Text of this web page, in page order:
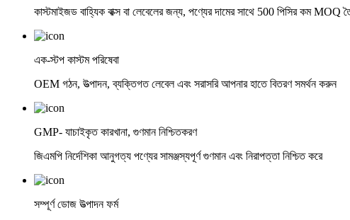
কাস্টমাইজড বাহ্যিক বাক্স বা লেবেলের জন্য, পণ্যের দামের সাথে 500 পিসির কম MOQ
এক-স্টপ কাস্টম পরিষেবা
OEM গঠন, উত্পাদন, ব্যক্তিগত লেবেল এবং সরাসরি আপনার হাতে বিতরণ সমর্থন করুন
GMP- যাচাইকৃত কারখানা, গুণমান নিশ্চিতকরণ
জিএমপি নির্দেশিকা আনুগত্য পণ্যের সামঞ্জস্যপূর্ণ গুণমান এবং নিরাপত্তা নিশ্চিত করে
সম্পূর্ণ ডোজ উত্পাদন ফর্ম